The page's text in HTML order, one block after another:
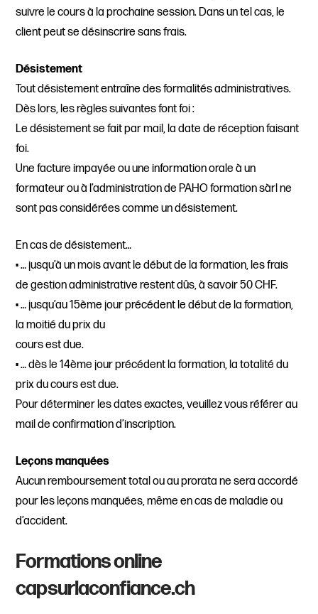
suivre le cours à la prochaine session. Dans un tel cas, le
client peut se désinscrire sans frais.
Désistement
Tout désistement entraîne des formalités administratives.
Dès lors, les règles suivantes font foi :
Le désistement se fait par mail, la date de réception faisant
foi.
Une facture impayée ou une information orale à un
formateur ou à l’administration de PAHO formation sàrl ne
sont pas considérées comme un désistement.
En cas de désistement…
• … jusqu’à un mois avant le début de la formation, les frais
de gestion administrative restent dûs, à savoir 50 CHF.
• … jusqu’au 15ème jour précédent le début de la formation,
la moitié du prix du
cours est due.
• … dès le 14ème jour précédent la formation, la totalité du
prix du cours est due.
Pour déterminer les dates exactes, veuillez vous référer au
mail de confirmation d’inscription.
Leçons manquées
Aucun remboursement total ou au prorata ne sera accordé
pour les leçons manquées, même en cas de maladie ou
d’accident.
Formations online
capsurlaconfiance.ch